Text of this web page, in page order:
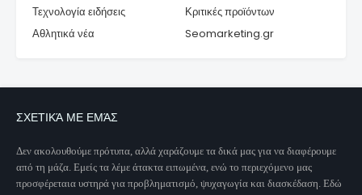
Τεχνολογία ειδήσεις
Κριτικές προϊόντων
Αθλητικά νέα
Seomarketing.gr
ΣΧΕΤΙΚΆ ΜΕ ΕΜΆΣ
Δεν ακολουθούμε πρότυπα, αλλά χαράζουμε τα δικά μας για να διαφέρουμε
από τη μάζα. Εμείς τα λέμε άτακτα ειπωμένα, ενώ το περιεχόμενο μας
προσφέρεταια υστηρά για προβληματισμό, ψυχαγωγία και διασκέδαση. Εδώ